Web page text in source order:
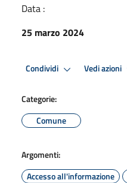
Data :
25 marzo 2024
Condividi Vedi azioni
Categorie:
Comune
Argomenti:
Accesso all'informazione